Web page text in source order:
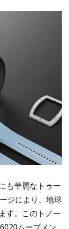
も華麗なトゥー
ジにより、地球
す。このトノー